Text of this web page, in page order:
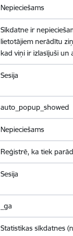
Nepieciešams
Sīkdatne ir
lietotājiem nerādītu
kad viņi ir izlasījuši un
Sesija
auto_popup_showed
Nepieciešams
Reģistrē, ka tiek
Sesija
_ga
Statistikas sīkdatnes